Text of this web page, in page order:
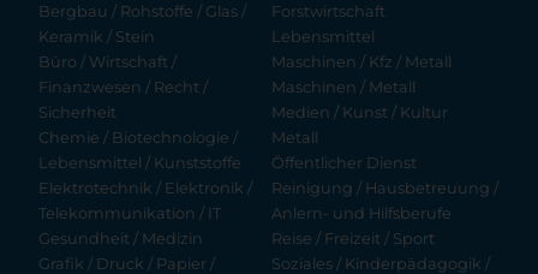
Bergbau / Rohstoffe / Glas /
Keramik / Stein
Büro / Wirtschaft /
Finanzwesen / Recht /
Sicherheit
Chemie / Biotechnologie /
Lebensmittel / Kunststoffe
Elektrotechnik / Elektronik /
Telekommunikation / IT
Gesundheit / Medizin
Grafik / Druck / Papier /
Forstwirtschaft
Lebensmittel
Maschinen / Kfz / Metall
Maschinen / Metall
Medien / Kunst / Kultur
Metall
Öffentlicher Dienst
Reinigung / Hausbetreuung /
Anlern- und Hilfsberufe
Reise / Freizeit / Sport
Soziales / Kinderpädagogik /